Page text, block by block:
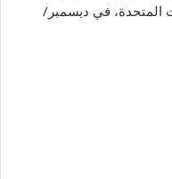
المتحدة، في ديسمبر/